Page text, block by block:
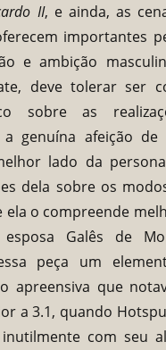
II, e ainda, as
importantes
e ambição
deve tolerar ser
sobre as
a genuína afeição
lado da
dela sobre os
ela o compreende
Galês de
peça um
apreensiva que
a 3.1, quando
com seu